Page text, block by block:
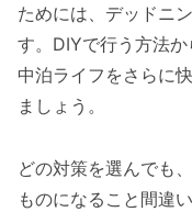
ためには、デッドニ
す。DIYで行う方法
中泊ライフをさらに
ましょう。
どの対策を選んでも
ものになること間違